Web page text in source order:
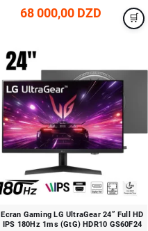
68 000,00 DZD
Ecran Gaming LG UltraGear 24” Full HD
IPS 180Hz 1ms (GtG) HDR10 GS60F24